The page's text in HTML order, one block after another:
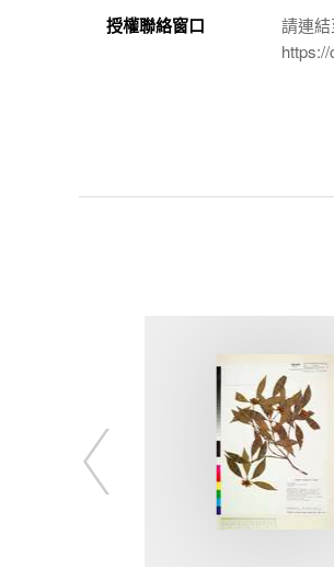
授權聯絡窗口
請連